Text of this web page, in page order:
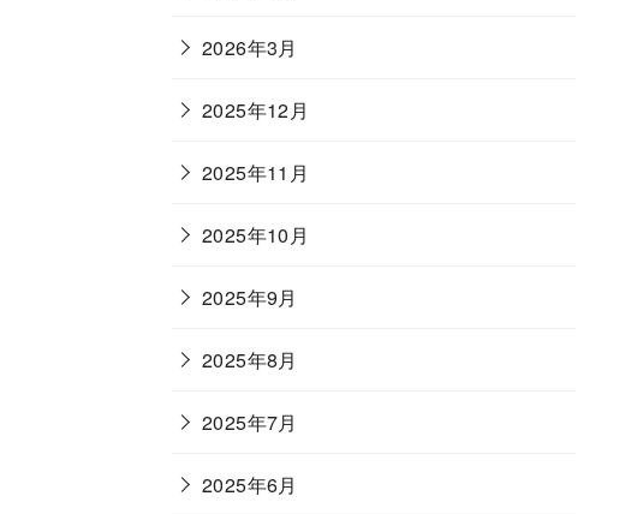
2026年3月
2025年12月
2025年11月
2025年10月
2025年9月
2025年8月
2025年7月
2025年6月